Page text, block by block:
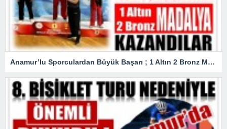
Anamur’lu Sporculardan Büyük Başarı ; 1 Altın 2 Bronz Madalya Kazandılar